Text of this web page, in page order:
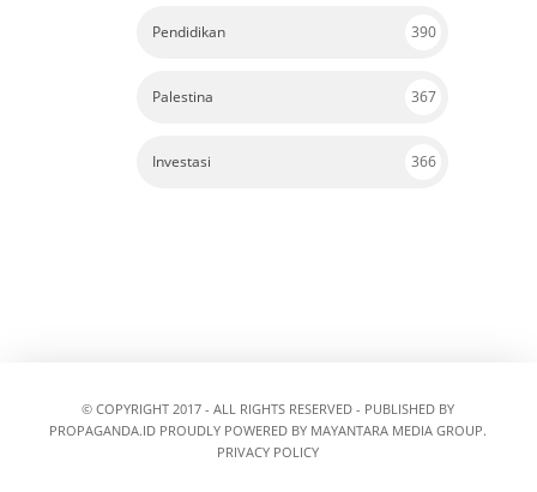
Pendidikan 390
Palestina 367
Investasi 366
© COPYRIGHT 2017 - ALL RIGHTS RESERVED - PUBLISHED BY
PROPAGANDA.ID PROUDLY POWERED BY MAYANTARA MEDIA GROUP.
PRIVACY POLICY